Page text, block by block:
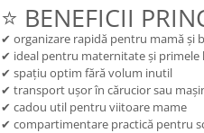
⭐ BENEFICII
✔ organizare rapidă pentru mamă și
✔ ideal pentru maternitate și primele
✔ spațiu optim fără volum inutil
✔ transport ușor în cărucior sau
✔ cadou util pentru viitoare mame
✔ compartimentare practică pentru